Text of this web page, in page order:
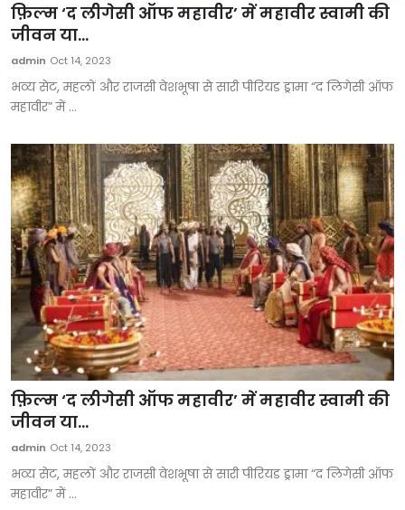
फ़िल्म ‘द लीगेसी ऑफ महावीर’ में महावीर स्वामी की
जीवन या...
admin Oct 14, 2023
भव्य सेट, महलों और राजसी वेशभूषा से सारी पीरियड ड्रामा “द लिगेसी ऑफ
महावीर” में ...
फ़िल्म ‘द लीगेसी ऑफ महावीर’ में महावीर स्वामी की
जीवन या...
admin Oct 14, 2023
भव्य सेट, महलों और राजसी वेशभूषा से सारी पीरियड ड्रामा “द लिगेसी ऑफ
महावीर” में ...